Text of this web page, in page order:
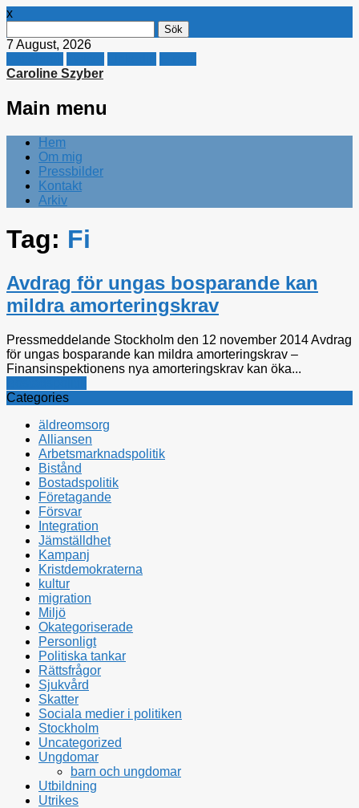
x
efter:
7 August, 2026
Caroline Szyber
Main menu
Skip
content
Hem
Om mig
Pressbilder
Kontakt
Arkiv
Tag: Fi
Avdrag för ungas bosparande kan
mildra amorteringskrav
Pressmeddelande Stockholm den 12 november 2014 Avdrag
för ungas bosparande kan mildra amorteringskrav –
Finansinspektionens nya amorteringskrav kan öka...
Categories
äldreomsorg
Alliansen
Arbetsmarknadspolitik
Bistånd
Bostadspolitik
Företagande
Försvar
Integration
Jämställdhet
Kampanj
Kristdemokraterna
kultur
migration
Miljö
Okategoriserade
Personligt
Politiska tankar
Rättsfrågor
Sjukvård
Skatter
Sociala medier i politiken
Stockholm
Uncategorized
Ungdomar
barn och ungdomar
Utbildning
Utrikes